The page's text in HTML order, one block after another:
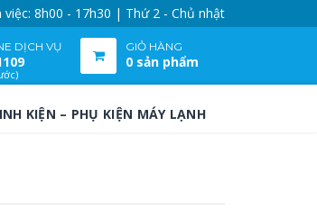
việc: 8h00 - 17h30 | Thứ 2 - Chủ nhật
DỊCH VỤ GIỎ HÀNG
0 sản phẩm
KIỆN – PHỤ KIỆN MÁY LẠNH